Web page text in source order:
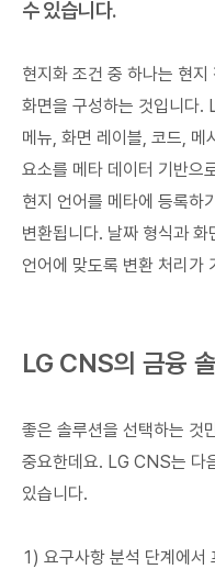
수 있습니다.
현지화 조건 중 하나는 현
화면을 구성하는 것입니
메뉴, 화면 레이블, 코드, 메
요소를 메타 데이터 기반으
현지 언어를 메타에 등록하
변환됩니다. 날짜 형식과
언어에 맞도록 변환 처리가
LG CNS의 금융
좋은 솔루션을 선택하는 것
중요한데요. LG CNS는 다
있습니다.
1) 요구사항 분석 단계에서